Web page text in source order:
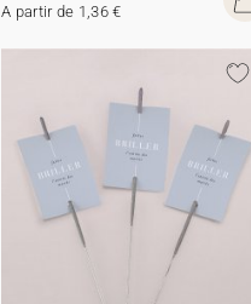
A partir de 1,36 €